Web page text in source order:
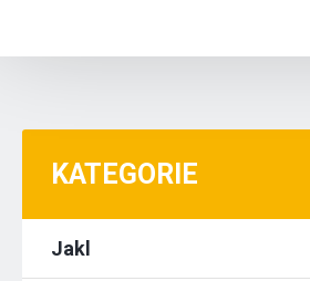
KATEGORIE
Jakl